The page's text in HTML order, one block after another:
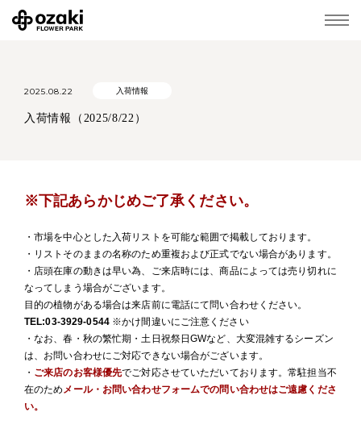
2025.08.22 入荷情報
入荷情報（2025/8/22）
※下記あらかじめご了承ください。
・市場を中心とした入荷リストを可能な範囲で掲載しております。
・リストそのままの名称のため重複および正式でない場合があります。
・店頭在庫の動きは早い為、ご来店時には、商品によっては売り切れに
なってしまう場合がございます。
目的の植物がある場合は来店前に電話にて問い合わせください。
TEL:03-3929-0544※かけ間違いにご注意ください
・なお、春・秋の繁忙期・土日祝祭日GWなど、大変混雑するシーズン
は、お問い合わせにご対応できない場合がございます。
・ ご来店のお客様優先でご対応させていただいております。常駐担当不
在のため メール・お問い合わせフォームでの問い合わせはご遠慮くださ
い。